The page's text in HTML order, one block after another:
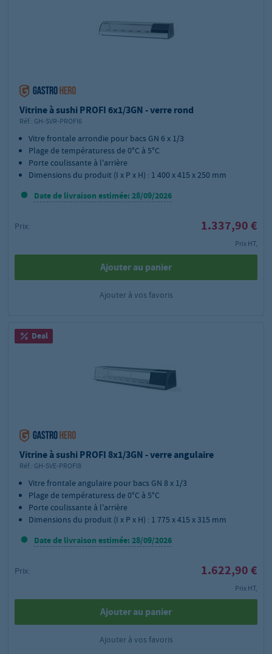
Vitrine à sushi PROFI 6x1/3GN - verre rond
Réf.: GH-SVR-PROFI6
Vitre frontale arrondie pour bacs GN 6 x 1/3
Plage de températuress de 0°C à 5°C
Porte coulissante à l'arrière
Dimensions du produit (I x P x H) : 1 400 x 415 x 250 mm
Date de livraison estimée: 28/09/2026
Prix: 1.337,90 €
Prix HT,
Ajouter au panier
Ajouter à vos favoris
Deal
Vitrine à sushi PROFI 8x1/3GN - verre angulaire
Réf.: GH-SVE-PROFI8
Vitre frontale angulaire pour bacs GN 8 x 1/3
Plage de températuress de 0°C à 5°C
Porte coulissante à l'arrière
Dimensions du produit (I x P x H) : 1 775 x 415 x 315 mm
Date de livraison estimée: 28/09/2026
Prix: 1.622,90 €
Prix HT,
Ajouter au panier
Ajouter à vos favoris